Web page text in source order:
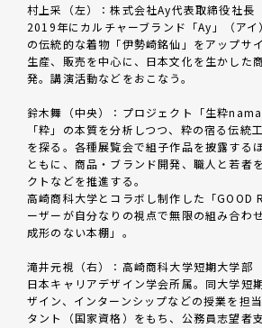
村上采（左）：株式会社Ay代表取締役社長
2019年にカルチャーブランド「Ay」（ア
の伝統的な着物「伊勢崎銘仙」をアップサ
生産、販売を中心に、日本文化を生かした
発。講演活動などをおこなう。
鈴木舞（中央）：プロジェクト「生粋
「粋」の本質を分析しつつ、粋の宿る伝統
を探る。各種展覧会で組子作品を披露する
ともに、商品・ブランド開発、職人と若者
クトなどを推進する。
高崎商科大学とコラボし制作した「GOOD
ーザーが自分なりの視点で無限の組み合わ
成形のない本棚」。
滝井元視（右）：高崎商科大学短期大学
日本キャリアデザイン学会所属。同大学短
ザイン、インターンシップなどの授業を担
タント（国家資格）をもち、公務員志望者